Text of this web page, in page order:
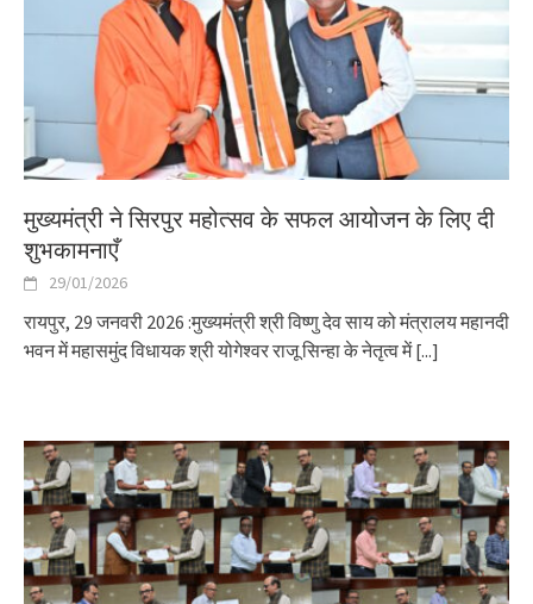
मुख्यमंत्री ने सिरपुर महोत्सव के सफल आयोजन के लिए दी
शुभकामनाएँ
29/01/2026
रायपुर, 29 जनवरी 2026 :मुख्यमंत्री श्री विष्णु देव साय को मंत्रालय महानदी
भवन में महासमुंद विधायक श्री योगेश्वर राजू सिन्हा के नेतृत्व में[...]